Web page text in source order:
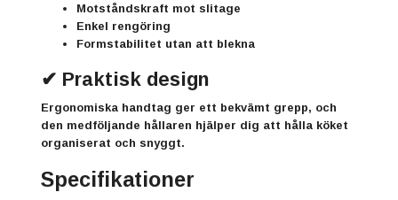
Motståndskraft mot slitage
Enkel rengöring
Formstabilitet utan att blekna
✔ Praktisk design
Ergonomiska handtag ger ett bekvämt grepp, och
den medföljande hållaren hjälper dig att hålla köket
organiserat och snyggt.
Specifikationer